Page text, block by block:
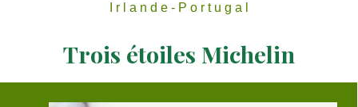
Irlande-Portugal
Trois étoiles Michelin